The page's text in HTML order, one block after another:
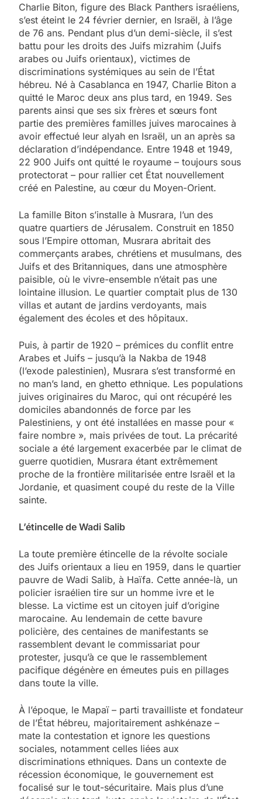
Charlie Biton, figure des Black Panthers israéliens,
s’est éteint le 24 février dernier, en Israël, à l’âge
de 76 ans. Pendant plus d’un demi-siècle, il s’est
battu pour les droits des Juifs mizrahim (Juifs
arabes ou Juifs orientaux), victimes de
discriminations systémiques au sein de l’État
hébreu. Né à Casablanca en 1947, Charlie Biton a
quitté le Maroc deux ans plus tard, en 1949. Ses
parents ainsi que ses six frères et sœurs font
partie des premières familles juives marocaines à
avoir effectué leur alyah en Israël, un an après sa
déclaration d’indépendance. Entre 1948 et 1949,
22 900 Juifs ont quitté le royaume – toujours sous
protectorat – pour rallier cet État nouvellement
créé en Palestine, au cœur du Moyen-Orient.
La famille Biton s’installe à Musrara, l’un des
quatre quartiers de Jérusalem. Construit en 1850
sous l’Empire ottoman, Musrara abritait des
commerçants arabes, chrétiens et musulmans, des
Juifs et des Britanniques, dans une atmosphère
paisible, où le vivre-ensemble n’était pas une
lointaine illusion. Le quartier comptait plus de 130
villas et autant de jardins verdoyants, mais
également des écoles et des hôpitaux.
Puis, à partir de 1920 – prémices du conflit entre
Arabes et Juifs – jusqu’à la Nakba de 1948
(l’exode palestinien), Musrara s’est transformé en
no man’s land, en ghetto ethnique. Les populations
juives originaires du Maroc, qui ont récupéré les
domiciles abandonnés de force par les
Palestiniens, y ont été installées en masse pour «
faire nombre », mais privées de tout. La précarité
sociale a été largement exacerbée par le climat de
guerre quotidien, Musrara étant extrêmement
proche de la frontière militarisée entre Israël et la
Jordanie, et quasiment coupé du reste de la Ville
sainte.
L’étincelle de Wadi Salib
La toute première étincelle de la révolte sociale
des Juifs orientaux a lieu en 1959, dans le quartier
pauvre de Wadi Salib, à Haïfa. Cette année-là, un
policier israélien tire sur un homme ivre et le
blesse. La victime est un citoyen juif d’origine
marocaine. Au lendemain de cette bavure
policière, des centaines de manifestants se
rassemblent devant le commissariat pour
protester, jusqu’à ce que le rassemblement
pacifique dégénère en émeutes puis en pillages
dans toute la ville.
À l’époque, le Mapaï – parti travailliste et fondateur
de l’État hébreu, majoritairement ashkénaze –
mate la contestation et ignore les questions
sociales, notamment celles liées aux
discriminations ethniques. Dans un contexte de
récession économique, le gouvernement est
focalisé sur le tout-sécuritaire. Mais plus d’une